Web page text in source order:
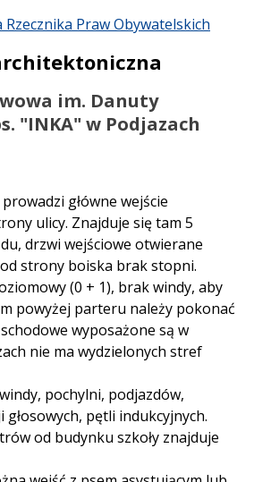
Praw Obywatelskich
im. Danuty
"INKA" w Podjazach
główne wejście
ulicy. Znajduje się tam 5
drzwi wejściowe otwierane
strony boiska brak stopni.
(0 + 1), brak windy, aby
powyżej parteru należy pokonać
wyposażone są w
nie ma wydzielonych stref
pochylni, podjazdów,
pętli indukcyjnych.
od budynku szkoły znajduje